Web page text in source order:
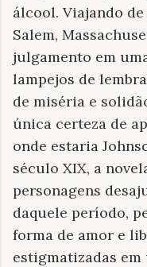
álcool. Viajando
Salem,
julgamento em
lampejos de
de miséria e
única certeza de
onde estaria
século XIX, a
personagens
daquele período,
forma de amor e
estigmatizadas em